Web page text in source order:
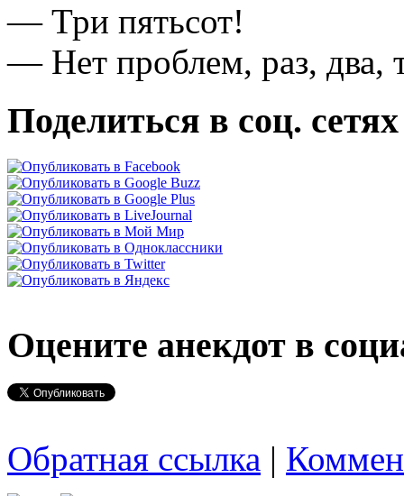
— Три пятьсот!
— Нет проблем, раз, два,
Поделиться в соц. сетях
Оцените анекдот в
Обратная ссылка |